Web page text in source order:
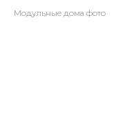
Модульные дома фото